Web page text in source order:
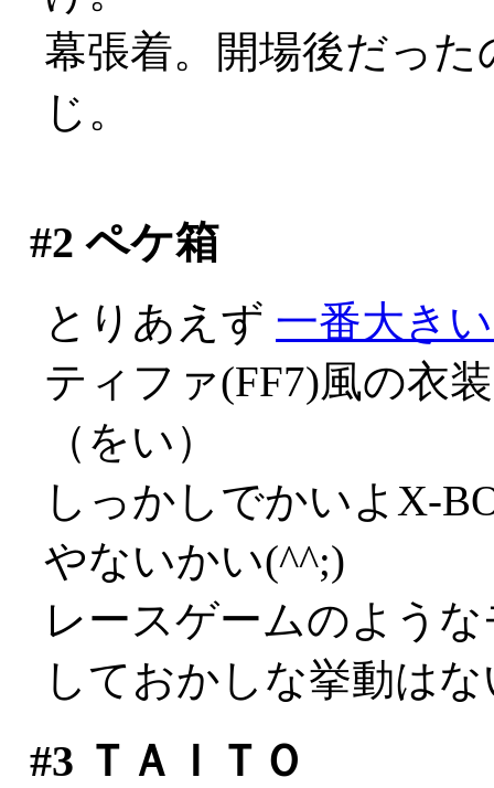
幕張着。開場後だっ
じ。
#2 ペケ箱
とりあえず 一番大き
ティファ(FF7)風の衣
（をい）
しっかしでかいよX-
やないかい(^^;)
レースゲームのよう
しておかしな挙動は
#3 ＴＡＩＴＯ